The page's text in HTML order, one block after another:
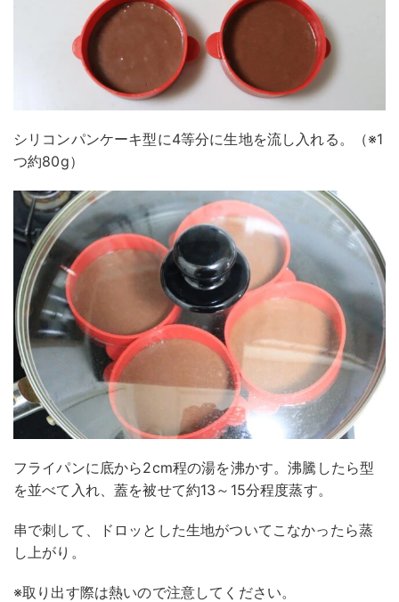
シリコンパンケーキ型に4等分に生地を流し入れる。（※1
つ約80g）
フライパンに底から2cm程の湯を沸かす。沸騰したら型
を並べて入れ、蓋を被せて約13～15分程度蒸す。
串で刺して、ドロッとした生地がついてこなかったら蒸
し上がり。
※取り出す際は熱いので注意してください。